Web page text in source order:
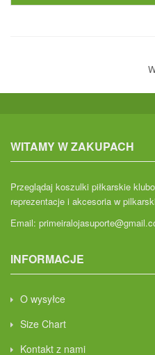
WITAMY W ZAKUPACH
Przeglądaj koszulki piłkarskie
reprezentacje i akcesoria w
Email:
INFORMACJE
O wysyłce
Size Chart
Kontakt z nami